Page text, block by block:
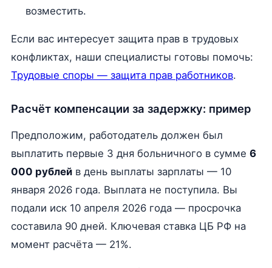
возместить.
Если вас интересует защита прав в трудовых
конфликтах, наши специалисты готовы помочь:
Трудовые споры — защита прав работников.
Расчёт компенсации за задержку: пример
Предположим, работодатель должен был
выплатить первые 3 дня больничного в сумме 6
000 рублейв день выплаты зарплаты — 10
января 2026 года. Выплата не поступила. Вы
подали иск 10 апреля 2026 года — просрочка
составила 90 дней. Ключевая ставка ЦБ РФ на
момент расчёта — 21%.